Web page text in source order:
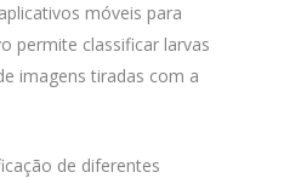
móveis para
permite classificar larvas
imagens tiradas com a
de diferentes